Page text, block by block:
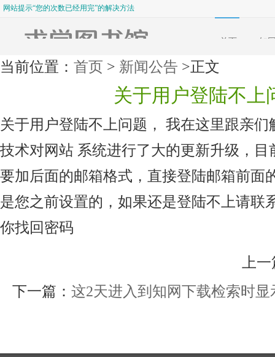
网站提示“您的次数已经用完”的解决方法
网站提示“您的次数已经用完”的解决方法
首页 知
当前位置： 首页 > 新闻公告 >正文
关于用户登陆不上
关于用户登陆不上问题， 我在这里跟亲们
技术对网站 系统进行了大的更新升级，
要加后面的邮箱格式，直接登陆邮箱前面
是您之前设置的，如果还是登陆不上请联
你找回密码
上
下一篇： 这2天进入到知网下载检索时